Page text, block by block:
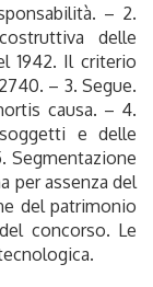
– 2.
delle
1942. Il criterio
– 3. Segue.
causa. – 4.
e delle
Segmentazione
per assenza del
del patrimonio
concorso. Le